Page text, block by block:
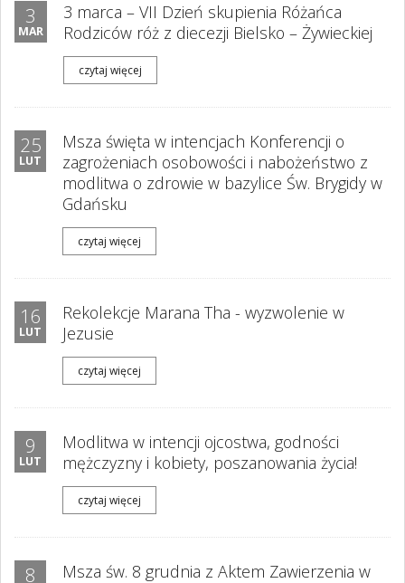
3
MAR
3 marca – VII Dzień skupienia Różańca
Rodziców róż z diecezji Bielsko – Żywieckiej
czytaj więcej
25
LUT
Msza święta w intencjach Konferencji o
zagrożeniach osobowości i nabożeństwo z
modlitwa o zdrowie w bazylice Św. Brygidy w
Gdańsku
czytaj więcej
16
LUT
Rekolekcje Marana Tha - wyzwolenie w
Jezusie
czytaj więcej
9
LUT
Modlitwa w intencji ojcostwa, godności
mężczyzny i kobiety, poszanowania życia!
czytaj więcej
8
Msza św. 8 grudnia z Aktem Zawierzenia w